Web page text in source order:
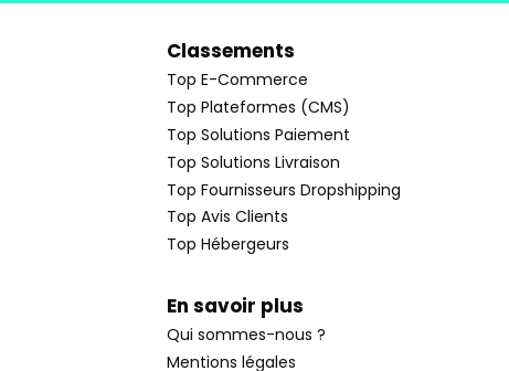
Classements
Top E-Commerce
Top Plateformes (CMS)
Top Solutions Paiement
Top Solutions Livraison
Top Fournisseurs Dropshipping
Top Avis Clients
Top Hébergeurs
En savoir plus
Qui sommes-nous ?
Mentions légales